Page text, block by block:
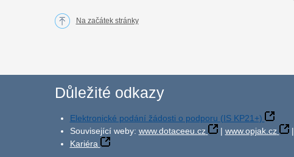
Na začátek stránky
Důležité odkazy
Elektronické podání žádosti o podporu (IS KP21+)
Související weby: www.dotaceeu.cz | www.opjak.cz |
Kariéra